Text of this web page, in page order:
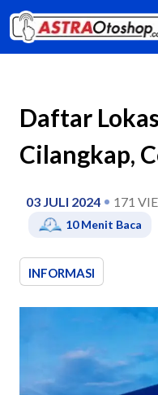
Daftar
Cilangkap,
03 JULI 2024 171
10Menit Baca
INFORMASI